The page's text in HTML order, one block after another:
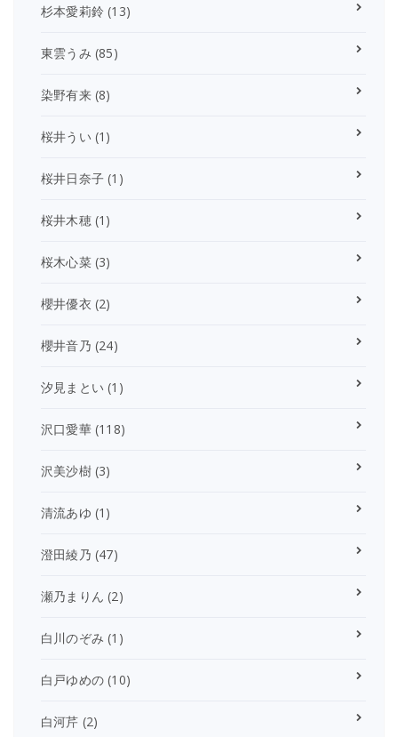
杉本愛莉鈴 (13)
東雲うみ (85)
染野有来(8)
桜井うい (1)
桜井日奈子 (1)
桜井木穂(1)
桜木心菜(3)
櫻井優衣 (2)
櫻井音乃 (24)
汐見まとい (1)
沢口愛華(118)
沢美沙樹(3)
清流あゆ (1)
澄田綾乃 (47)
瀬乃まりん (2)
白川のぞみ (1)
白戸ゆめの (10)
白河芹 (2)